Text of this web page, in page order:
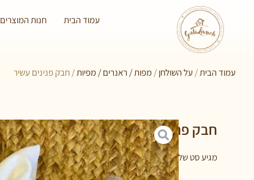
עמוד הבית חנות המוצרים
עמוד הבית/ על השולחן / מפות / ראנרים / מפיות/ חבק פנינים עשיר
חבק פנינים עשיר
מגיע סט של 6 חבקים